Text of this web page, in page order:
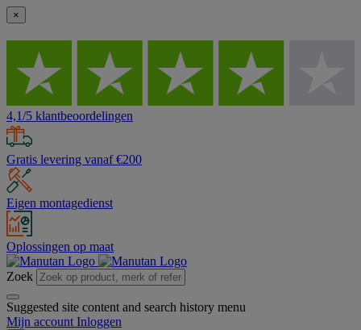
×
4,1/5 klantbeoordelingen
Gratis levering vanaf €200
Eigen montagedienst
Oplossingen op maat
Zoek
Suggested site content and search history menu
Mijn account Inloggen